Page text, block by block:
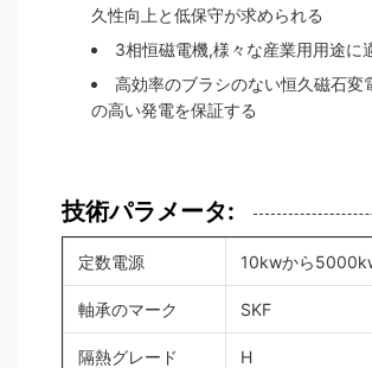
久性向上と低保守が求められる
3相恒磁電機,様々な産業用用途に
高効率のブラシのない恒久磁石変
の高い発電を保証する
技術パラメータ:
定数電源 10kwから
軸承のマーク SKF
隔熱グレード H